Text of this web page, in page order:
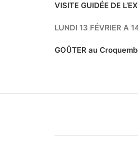
VISITE GUIDÉE DE
LUNDI 13 FÉVRIER A
GOÛTER au